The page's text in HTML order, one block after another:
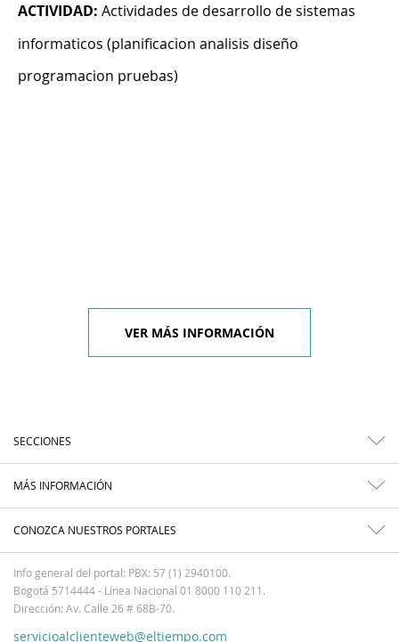
ACTIVIDAD: Actividades de desarrollo de sistemas
informaticos (planificacion analisis diseño
programacion pruebas)
VER MÁS INFORMACIÓN
SECCIONES
MÁS INFORMACIÓN
CONOZCA NUESTROS PORTALES
Info general del portal: PBX: 57 (1) 2940100.
Bogotá 5714444 - Línea Nacional 01 8000 110 211.
Dirección: Av. Calle 26 # 68B-70.
servicioalclienteweb@eltiempo.com